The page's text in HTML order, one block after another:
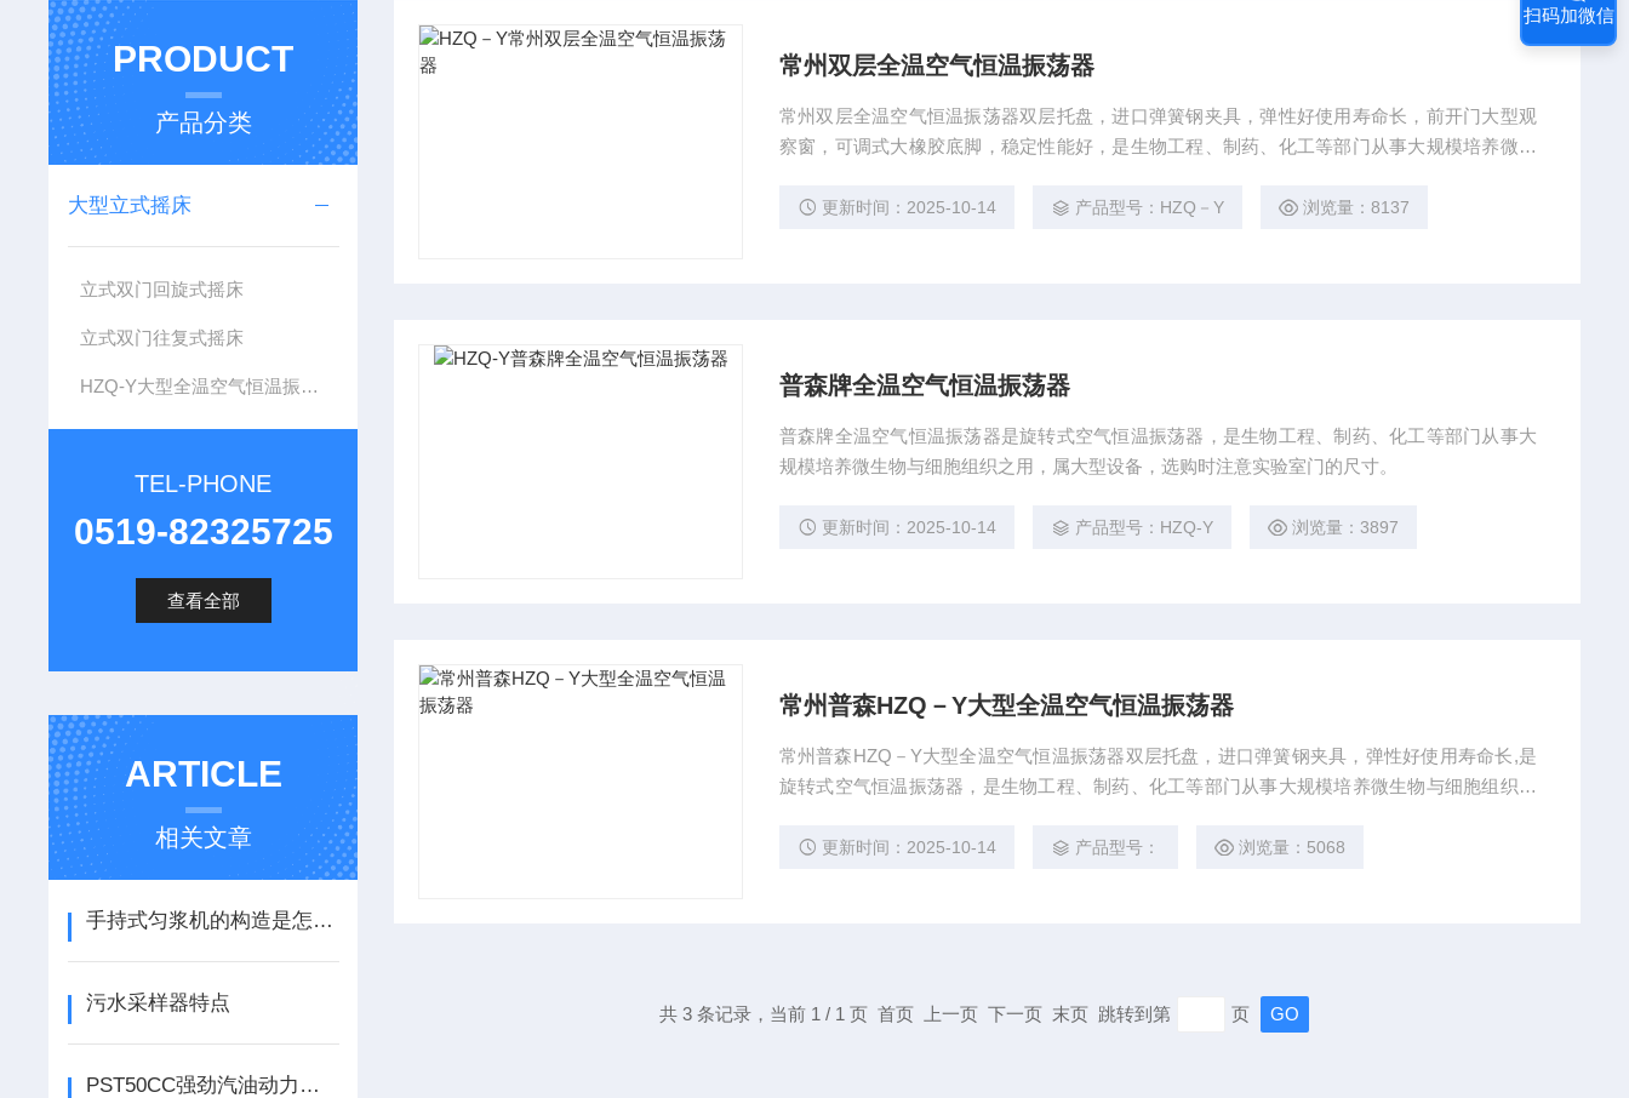
PRODUCT
产品分类
大型立式摇床
立式双门回旋式摇床
立式双门往复式摇床
HZQ-Y大型全温空气恒温振荡器
TEL-PHONE
0519-82325725
查看全部
ARTICLE
相关文章
手持式匀浆机的构造是怎样的
污水采样器特点
PST50CC强劲汽油动力深层土钻土壤采样器 详细说明
常州双层全温空气恒温振荡器
常州双层全温空气恒温振荡器双层托盘，进口弹簧钢夹具，弹性好使用寿命长，前开门大型观
察窗，可调式大橡胶底脚，稳定性能好，是生物工程、制药、化工等部门从事大规模培养微生
更新时间：2025-10-14 产品型号：HZQ－Y 浏览量：8137
普森牌全温空气恒温振荡器
普森牌全温空气恒温振荡器是旋转式空气恒温振荡器，是生物工程、制药、化工等部门从事大
规模培养微生物与细胞组织之用，属大型设备，选购时注意实验室门的尺寸。
更新时间：2025-10-14 产品型号：HZQ-Y 浏览量：3897
常州普森HZQ－Y大型全温空气恒温振荡器
常州普森HZQ－Y大型全温空气恒温振荡器双层托盘，进口弹簧钢夹具，弹性好使用寿命长,是
旋转式空气恒温振荡器，是生物工程、制药、化工等部门从事大规模培养微生物与细胞组织之
更新时间：2025-10-14 产品型号： 浏览量：5068
共 3 条记录，当前 1 / 1 页 首页 上一页 下一页 末页 跳转到第 页
扫码加微信